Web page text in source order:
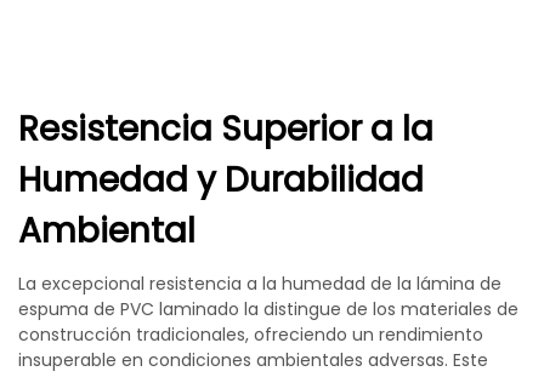
Resistencia Superior a la
Humedad y Durabilidad
Ambiental
La excepcional resistencia a la humedad de la lámina de
espuma de PVC laminado la distingue de los materiales de
construcción tradicionales, ofreciendo un rendimiento
insuperable en condiciones ambientales adversas. Este